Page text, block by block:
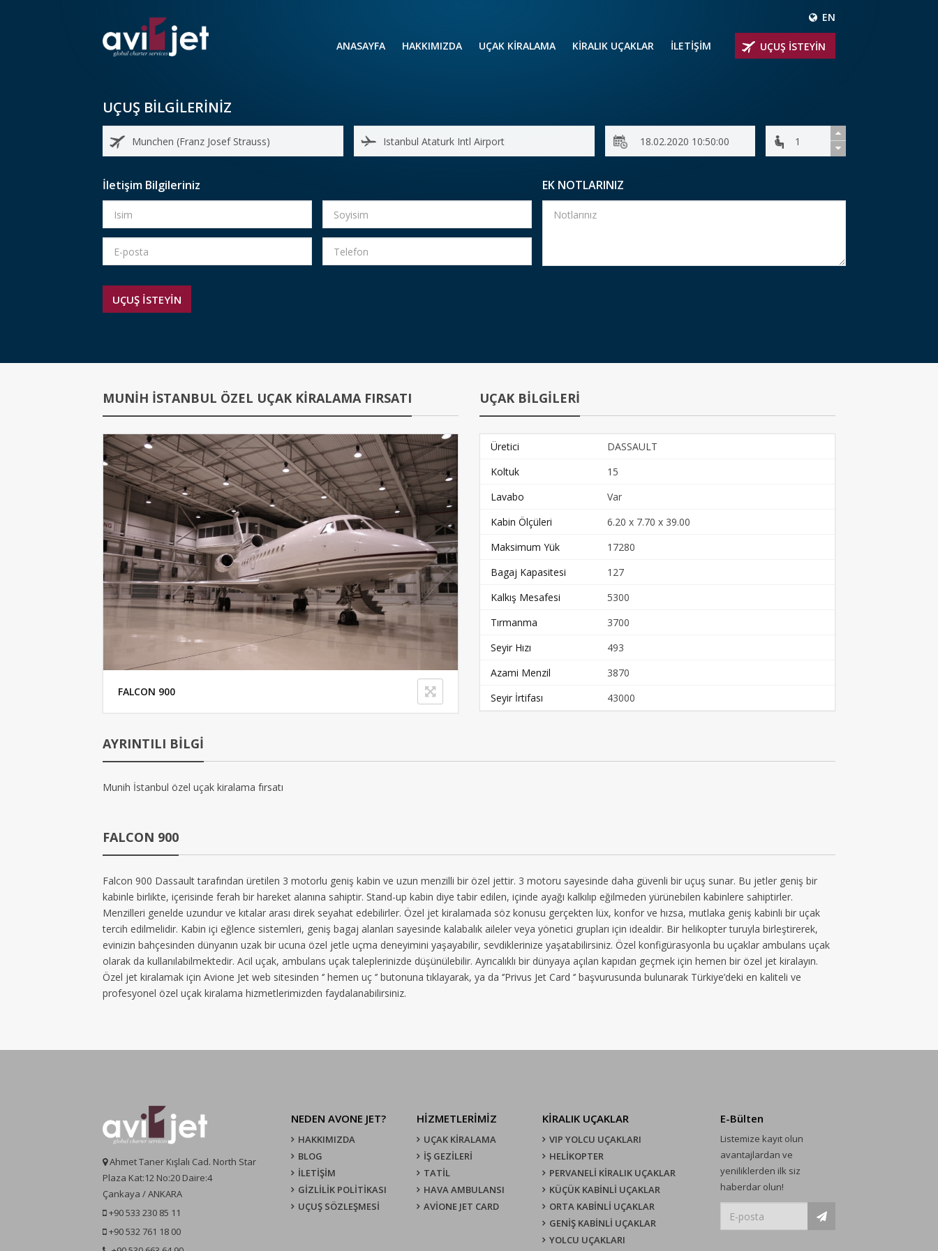
EN
ANASAYFA HAKKIMIZDA UÇAK KİRALAMA
HAVA AMBULANSI
AVİONE JET CARD
KIRALIK UÇAKLAR
PERVANELİ KİRALIK UÇAKLAR
KÜÇÜK KABİNLİ UÇAKLAR
ORTA KABİNLİ UÇAKLAR
İLETİŞİM UÇUŞ İSTEYİN
UÇUŞ BİLGİLERİNİZ
İletişim Bilgileriniz EK NOTLARINIZ
MUNIH İSTANBUL ÖZEL UÇAK KIRALAMA FIRSATI
FALCON 900
UÇAK BİLGİLERİ
Üretici
DASSAULT
Koltuk
15
Lavabo
Var
Kabin Ölçüleri
6.20 x 7.70 x 39.00
Maksimum Yük
17280
Bagaj Kapasitesi
127
Kalkış Mesafesi
5300
Tırmanma
3700
Seyir Hızı
493
Azami Menzil
3870
Seyir İrtifası
43000
AYRINTILI BİLGİ
Munih İstanbul özel uçak kiralama fırsatı
FALCON 900
Falcon 900 Dassault tarafından üretilen 3 motorlu geniş kabin ve uzun menzilli bir özel jettir. 3 motoru sayesinde daha güvenli bir uçuş sunar. Bu jetler geniş bir
kabinle birlikte, içerisinde ferah bir hareket alanına sahiptir. Stand-up kabin diye tabir edilen, içinde ayağı kalkılıp eğilmeden yürünebilen kabinlere sahiptirler.
Menzilleri genelde uzundur ve kıtalar arası direk seyahat edebilirler. Özel jet kiralamada söz konusu gerçekten lüx, konfor ve hızsa, mutlaka geniş kabinli bir uçak
tercih edilmelidir. Kabin içi eğlence sistemleri, geniş bagaj alanları sayesinde kalabalık aileler veya yönetici grupları için idealdir. Bir helikopter turuyla birleştirerek,
evinizin bahçesinden dünyanın uzak bir ucuna özel jetle uçma deneyimini yaşayabilir, sevdiklerinize yaşatabilirsiniz. Özel konfigürasyonla bu uçaklar ambulans uçak
olarak da kullanılabilmektedir. Acil uçak, ambulans uçak taleplerinizde düşünülebilir. Ayrıcalıklı bir dünyaya açılan kapıdan geçmek için hemen bir özel jet kiralayın.
Özel jet kiralamak için Avione Jet web sitesinden ‘’ hemen uç ‘’ butonuna tıklayarak, ya da ‘’Privus Jet Card ‘’ başvurusunda bulunarak Türkiye’deki en kaliteli ve
profesyonel özel uçak kiralama hizmetlerimizden faydalanabilirsiniz.
Ahmet Taner Kışlalı Cad. North Star
Plaza Kat:12 No:20 Daire:4
Çankaya / ANKARA
+90 533 230 85 11
+90 532 761 18 00
NEDEN AVONE JET?
HAKKIMIZDA
BLOG
İLETİŞİM
GİZLİLİK POLİTİKASI
UÇUŞ SÖZLEŞMESI
HİZMETLERİMİZ
UÇAK KIRALAMA
İŞ GEZİLERİ
TATİL
HAVA AMBULANSI
AVİONE JET CARD
KIRALIK UÇAKLAR
VIP YOLCU UÇAKLARI
HELİKOPTER
PERVANELİ KİRALIK UÇAKLAR
KÜÇÜK KABİNLİ UÇAKLAR
ORTA KABİNLİ UÇAKLAR
GENİŞ KABİNLİ UÇAKLAR
YOLCU UÇAKLARI
E-Bülten
Listemize kayıt olun
avantajlardan ve
yeniliklerden ilk siz
haberdar olun!